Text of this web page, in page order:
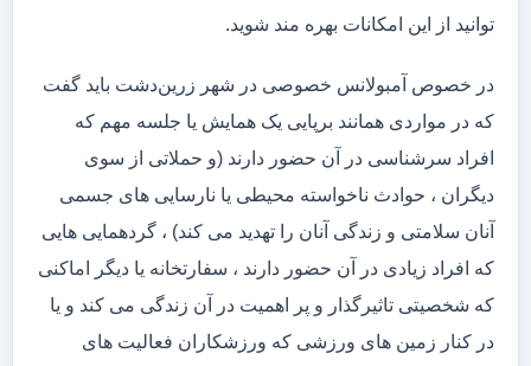
توانید از این امکانات بهره مند شوید.
در خصوص آمبولانس خصوصی در شهر زرین‌دشت باید گفت
که در مواردی همانند برپایی یک همایش یا جلسه مهم که
افراد سرشناسی در آن حضور دارند (و حملاتی از سوی
دیگران ، حوادث ناخواسته محیطی یا نارسایی های جسمی
آنان سلامتی و زندگی آنان را تهدید می کند) ، گردهمایی هایی
که افراد زیادی در آن حضور دارند ، سفارتخانه یا دیگر اماکنی
که شخصیتی تاثیرگذار و پر اهمیت در آن زندگی می کند و یا
در کنار زمین های ورزشی که ورزشکاران فعالیت های